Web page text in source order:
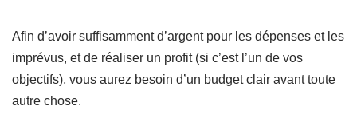
Afin d’avoir suffisamment d’argent pour les dépenses et les
imprévus, et de réaliser un profit (si c’est l’un de vos
objectifs), vous aurez besoin d’un budget clair avant toute
autre chose.